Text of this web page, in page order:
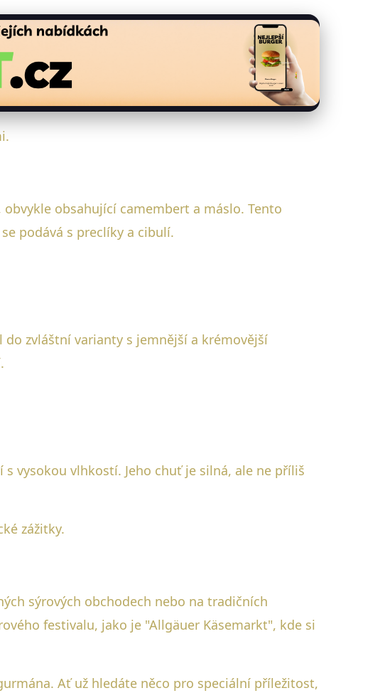
obsahující camembert a máslo. Tento
podává s preclíky a cibulí.
zvláštní varianty s jemnější a krémovější
vysokou vlhkostí. Jeho chuť je silná, ale ne příliš
zážitky.
sýrových obchodech nebo na tradičních
festivalu, jako je "Allgäuer Käsemarkt", kde si
Ať už hledáte něco pro speciální příležitost,